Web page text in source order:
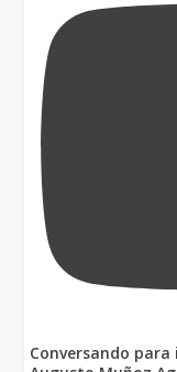
Conversando para